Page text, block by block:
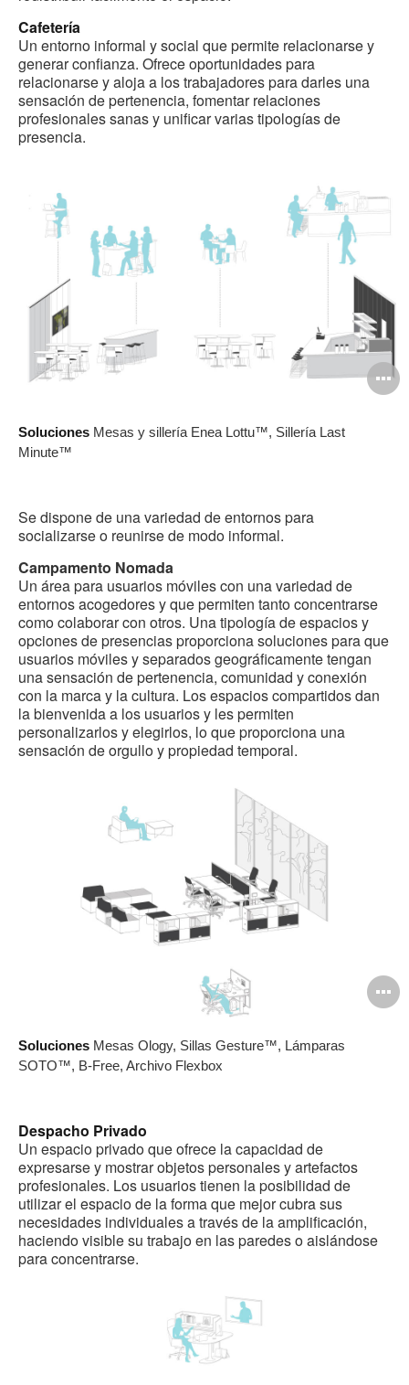
Cafetería
Un entorno informal y social que permite relacionarse y
generar confianza. Ofrece oportunidades para
relacionarse y aloja a los trabajadores para darles una
sensación de pertenencia, fomentar relaciones
profesionales sanas y unificar varias tipologías de
presencia.
Soluciones Mesas y sillería Enea Lottu™, Sillería Last
Minute™
Se dispone de una variedad de entornos para
socializarse o reunirse de modo informal.
Campamento Nomada
Un área para usuarios móviles con una variedad de
entornos acogedores y que permiten tanto concentrarse
como colaborar con otros. Una tipología de espacios y
opciones de presencias proporciona soluciones para que
usuarios móviles y separados geográficamente tengan
una sensación de pertenencia, comunidad y conexión
con la marca y la cultura. Los espacios compartidos dan
la bienvenida a los usuarios y les permiten
personalizarlos y elegirlos, lo que proporciona una
sensación de orgullo y propiedad temporal.
Soluciones Mesas Ology, Sillas Gesture™, Lámparas
SOTO™, B-Free, Archivo Flexbox
Despacho Privado
Un espacio privado que ofrece la capacidad de
expresarse y mostrar objetos personales y artefactos
profesionales. Los usuarios tienen la posibilidad de
utilizar el espacio de la forma que mejor cubra sus
necesidades individuales a través de la amplificación,
haciendo visible su trabajo en las paredes o aislándose
para concentrarse.